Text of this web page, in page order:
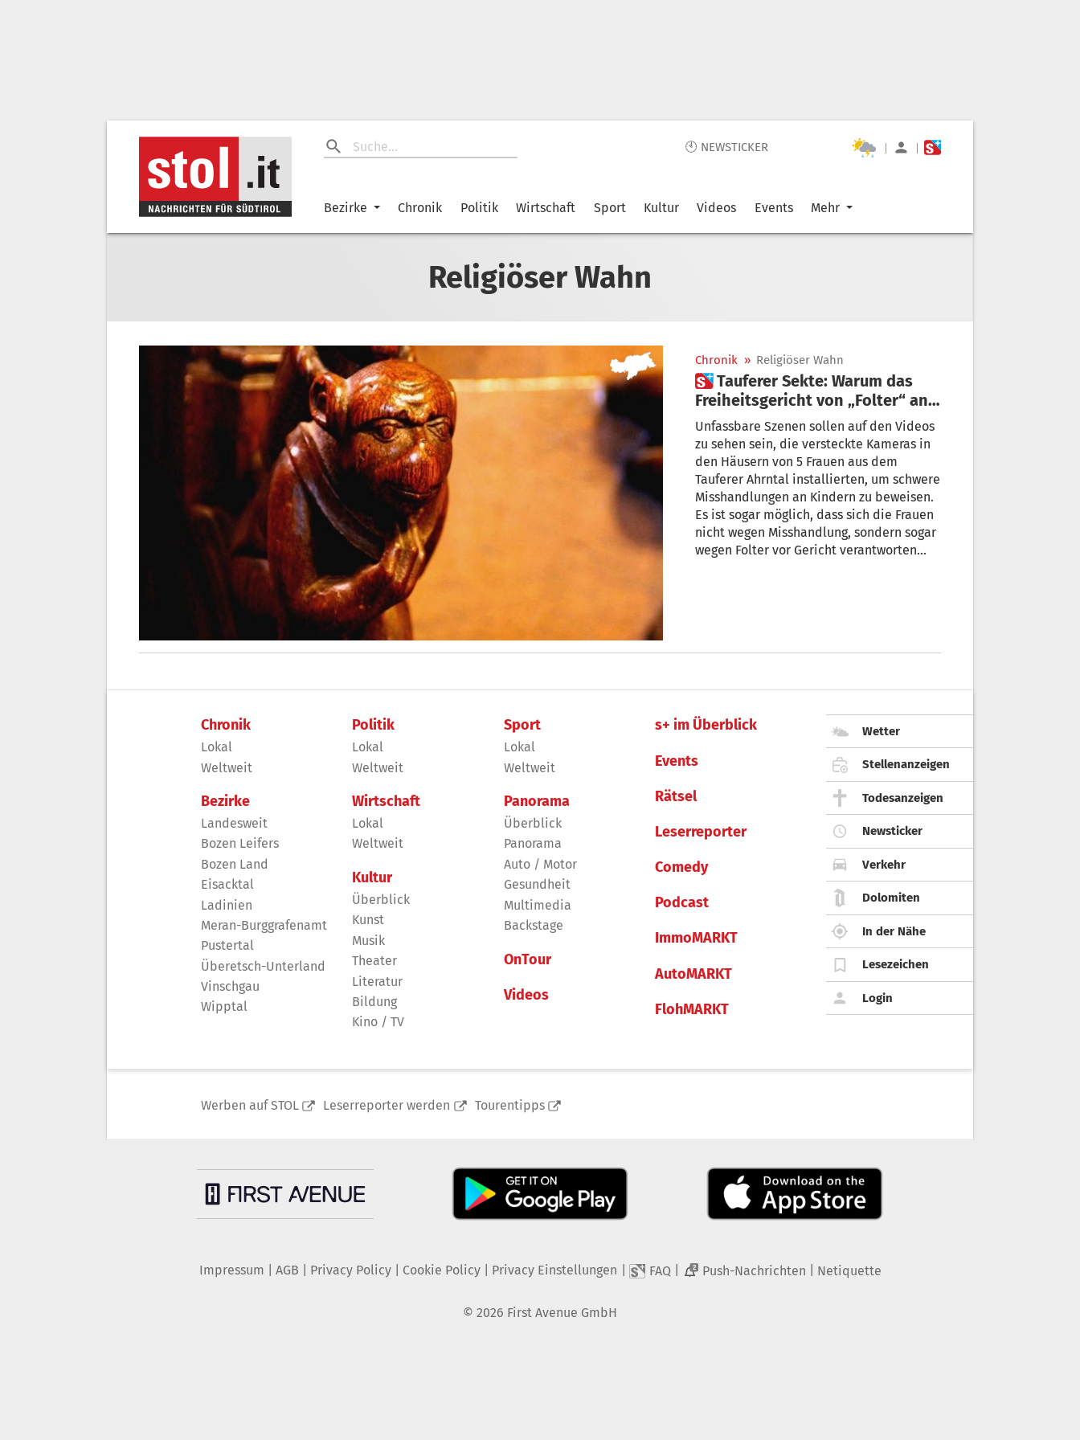
🕙 NEWSTICKER | |
Bezirke Chronik Politik Wirtschaft Sport Kultur Videos Events Mehr
Religiöser Wahn
Chronik » Religiöser Wahn
 Tauferer Sekte: Warum das
Freiheitsgericht von „Folter“ an
Kindern spricht
Unfassbare Szenen sollen auf den Videos
zu sehen sein, die versteckte Kameras in
den Häusern von 5 Frauen aus dem
Tauferer Ahrntal installierten, um schwere
Misshandlungen an Kindern zu beweisen.
Es ist sogar möglich, dass sich die Frauen
nicht wegen Misshandlung, sondern sogar
wegen Folter vor Gericht verantworten
Chronik
Lokal
Weltweit
Bezirke
Landesweit
Bozen Leifers
Bozen Land
Eisacktal
Ladinien
Meran-Burggrafenamt
Pustertal
Überetsch-Unterland
Vinschgau
Wipptal
Politik
Lokal
Weltweit
Wirtschaft
Lokal
Weltweit
Kultur
Überblick
Kunst
Musik
Theater
Literatur
Bildung
Kino / TV
Sport
Lokal
Weltweit
Panorama
Überblick
Panorama
Auto / Motor
Gesundheit
Multimedia
Backstage
OnTour
Videos
s+ im Überblick
Events
Rätsel
Leserreporter
Comedy
Podcast
ImmoMARKT
AutoMARKT
FlohMARKT
Wetter
Stellenanzeigen
Todesanzeigen
Newsticker
Verkehr
Dolomiten
In der Nähe
Lesezeichen
Login
Werben auf STOL Leserreporter werden Tourentipps
Impressum AGB Privacy Policy| Cookie Policy| Privacy Einstellungen FAQ 2 Push-Nachrichten Netiquette
© 2026 First Avenue GmbH